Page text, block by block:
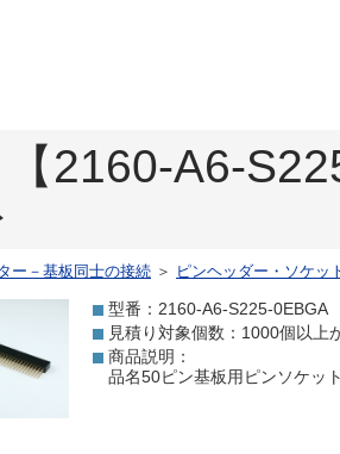
【2160-A6-
ー－基板同士の接続 ＞ ピンヘッダー・ソケッ
型番：2160-A6-S225-0EBGA
見積り対象個数：1000個以上
商品説明：
品名50ピン基板用ピンソケッ